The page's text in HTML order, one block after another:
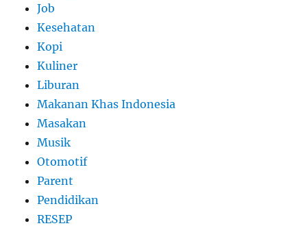
Job
Kesehatan
Kopi
Kuliner
Liburan
Makanan Khas Indonesia
Masakan
Musik
Otomotif
Parent
Pendidikan
RESEP